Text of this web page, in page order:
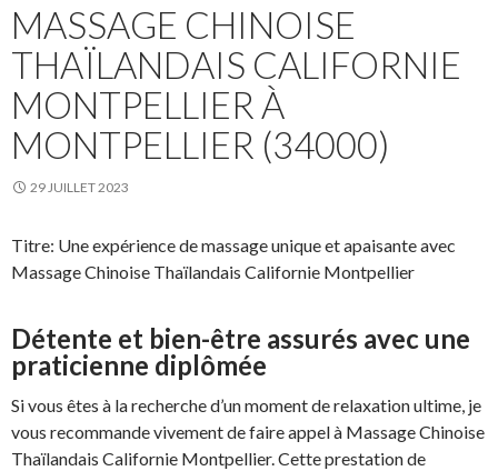
MASSAGE CHINOISE
THAÏLANDAIS CALIFORNIE
MONTPELLIER À
MONTPELLIER (34000)
29 JUILLET 2023
Titre: Une expérience de massage unique et apaisante avec
Massage Chinoise Thaïlandais Californie Montpellier
Détente et bien-être assurés avec une
praticienne diplômée
Si vous êtes à la recherche d’un moment de relaxation ultime, je
vous recommande vivement de faire appel à Massage Chinoise
Thaïlandais Californie Montpellier. Cette prestation de